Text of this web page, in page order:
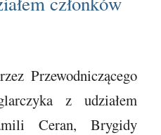
Przewodniczącego
z udziałem
Ceran, Brygidy